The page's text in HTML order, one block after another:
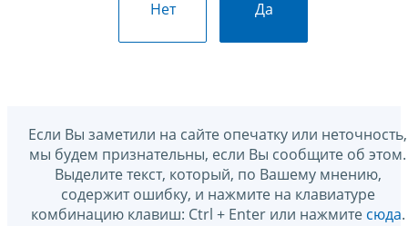
Нет Да
Если Вы заметили на сайте опечатку или неточность,
мы будем признательны, если Вы сообщите об этом.
Выделите текст, который, по Вашему мнению,
содержит ошибку, и нажмите на клавиатуре
комбинацию клавиш: Ctrl + Enter или нажмите сюда.